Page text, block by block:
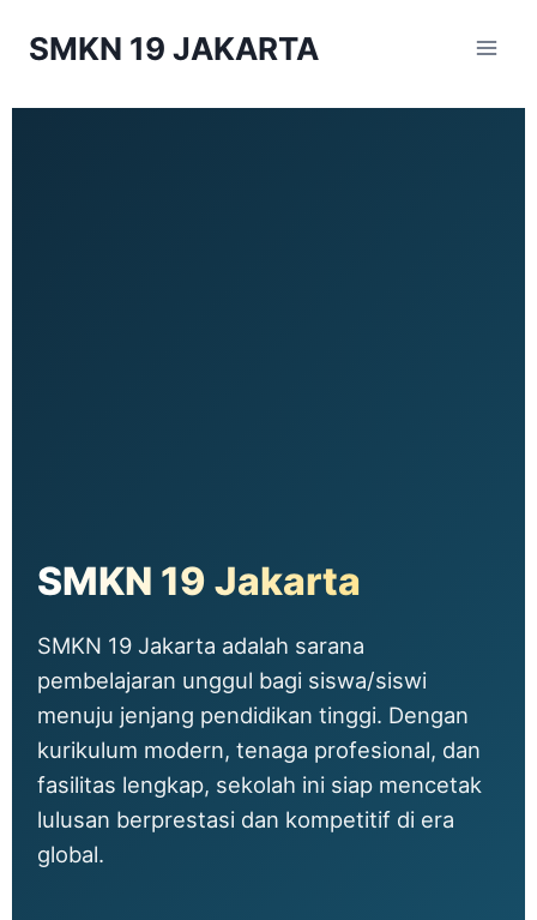
SMKN 19 JAKARTA
SMKN 19 Jakarta
SMKN 19 Jakarta adalah sarana
pembelajaran unggul bagi siswa/siswi
menuju jenjang pendidikan tinggi. Dengan
kurikulum modern, tenaga profesional, dan
fasilitas lengkap, sekolah ini siap mencetak
lulusan berprestasi dan kompetitif di era
global.